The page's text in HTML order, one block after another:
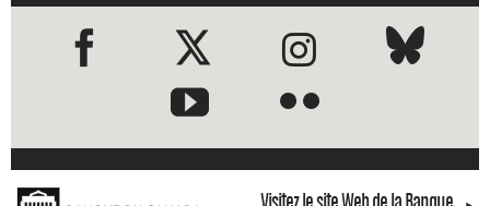
●●